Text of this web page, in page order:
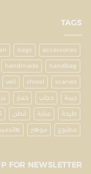
TAGS
accessories
bags
handbag
handmade
scarves
shwal
veil
جيبة حجاب خمار
طرحة عباية قطن
مطبوع موهير هاندميد
FOR NEWSLETTER